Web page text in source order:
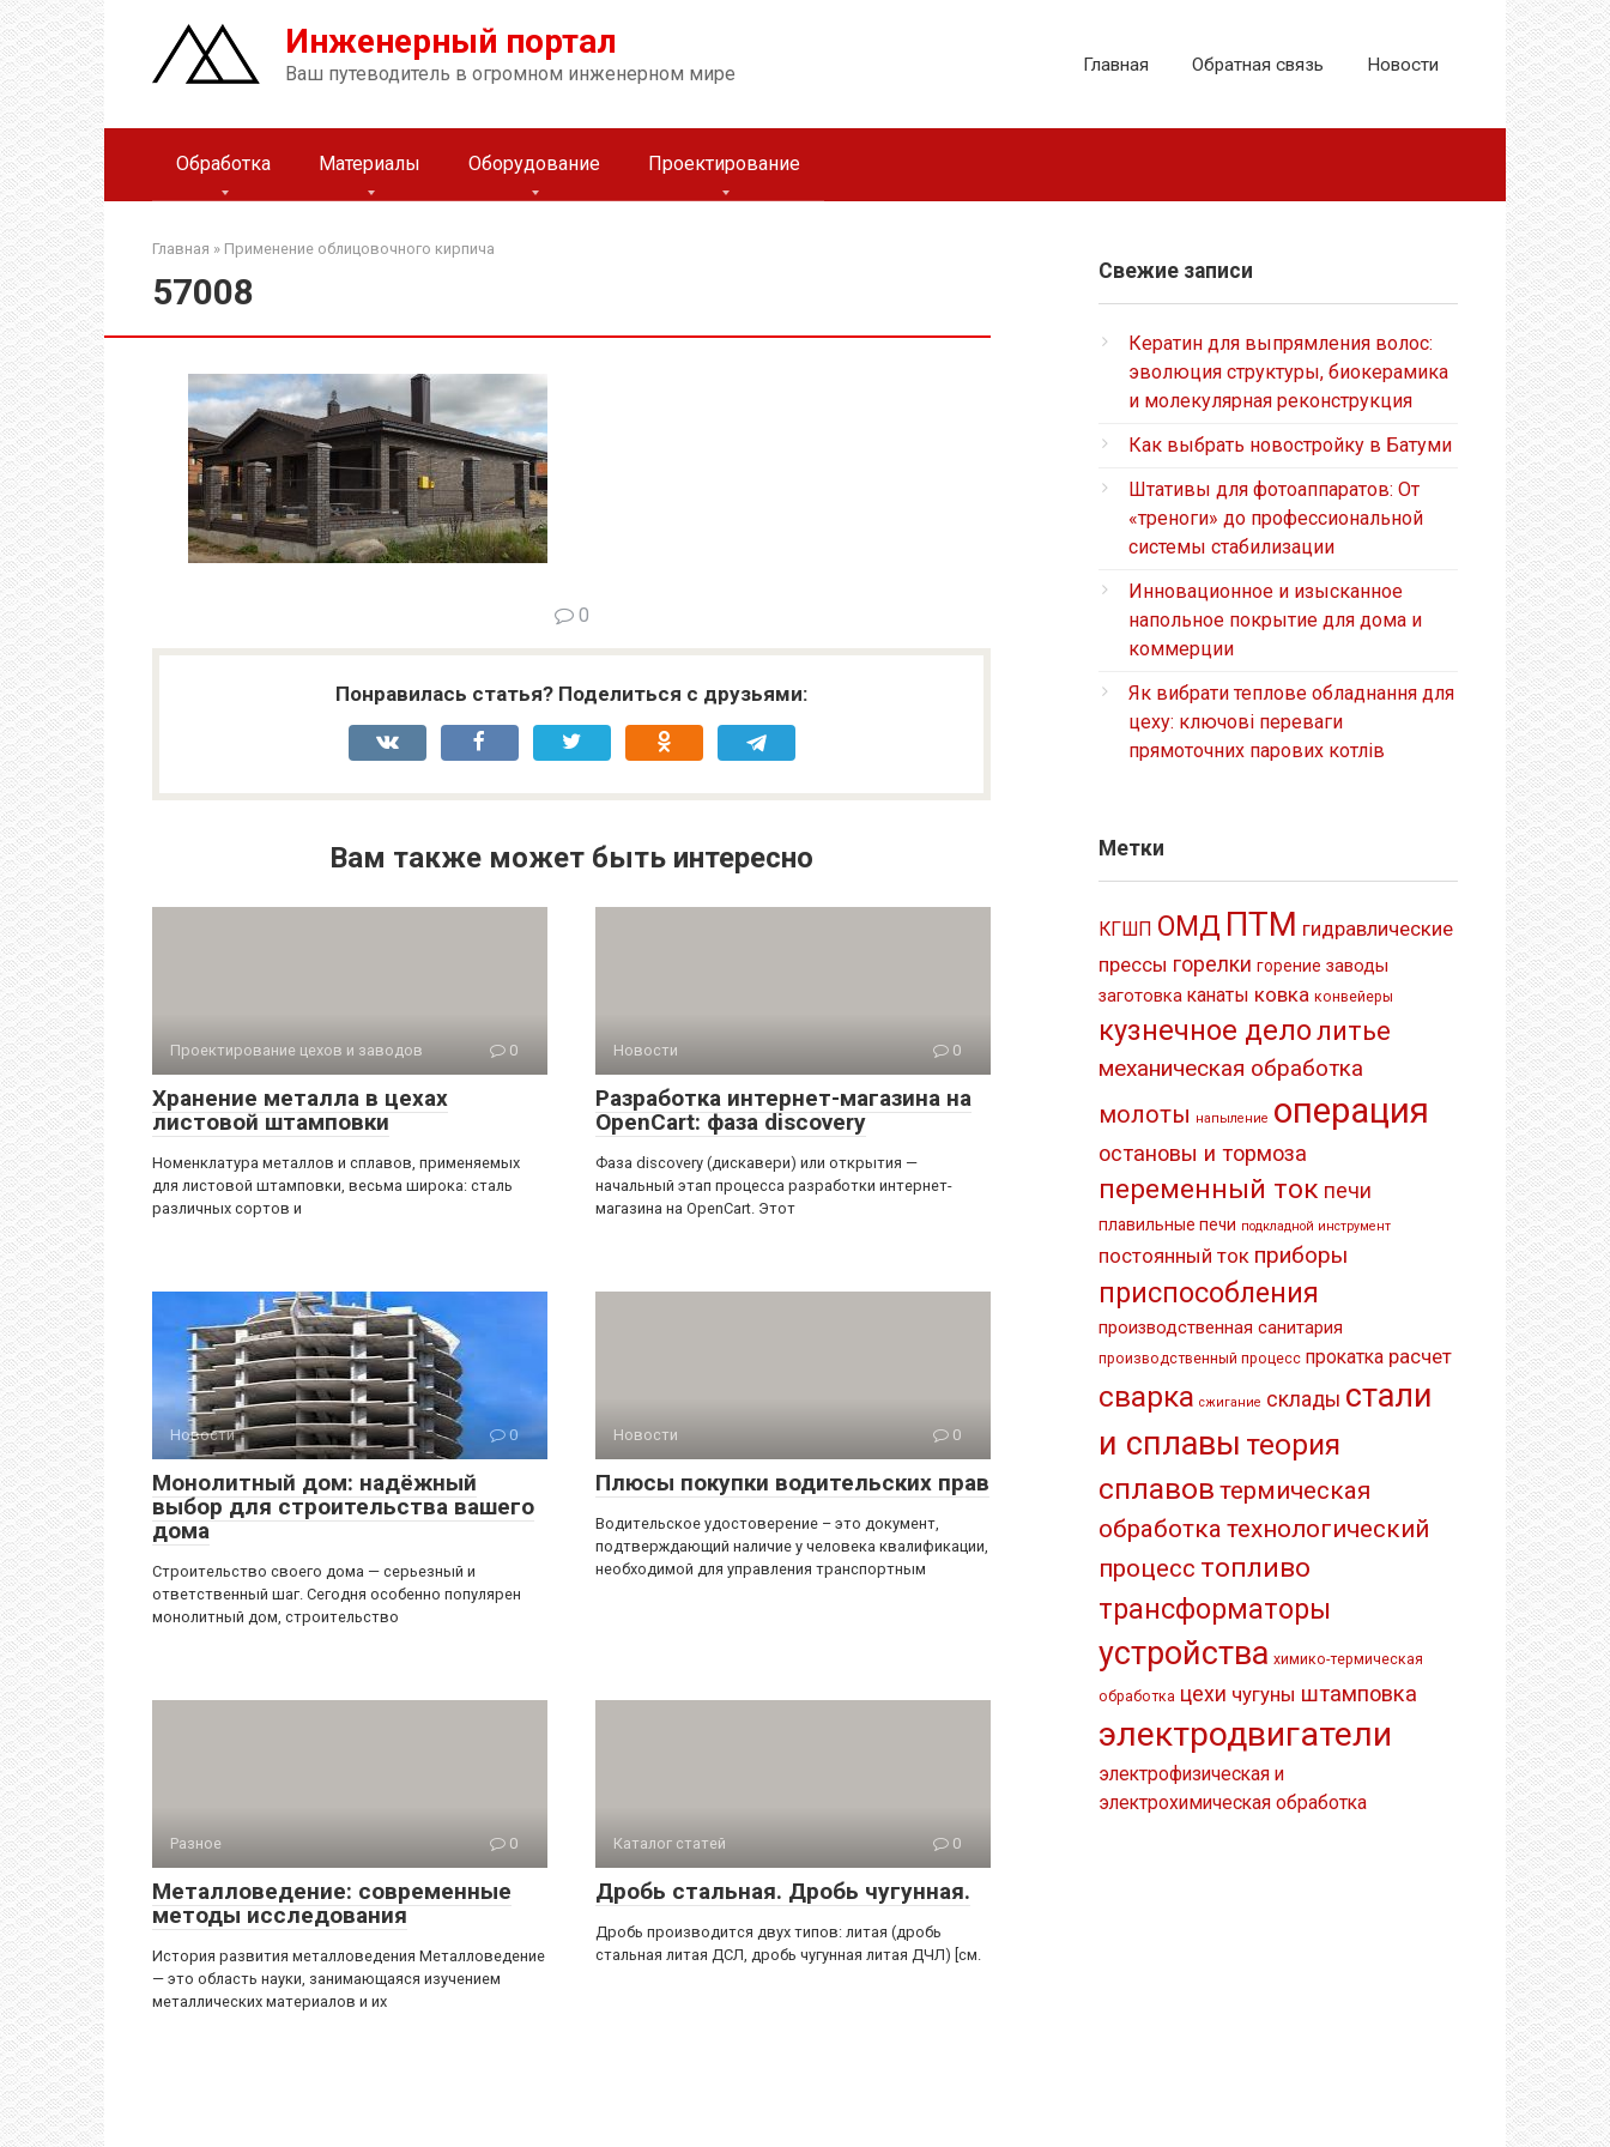
Перейти
к
контенту
Инженерный портал
Ваш путеводитель в огромном инженерном мире Главная Обратная связь Новости
Обработка Материалы Оборудование Проектирование
Главная » Применение облицовочного кирпича
57008
0
Понравилась статья? Поделиться с друзьями:
Вам также может быть интересно
Проектирование цехов и заводов 0
Хранение металла в цехах
листовой штамповки
Номенклатура металлов и сплавов, применяемых
для листовой штамповки, весьма широка: сталь
различных сортов и
Новости 0
Разработка интернет-магазина на
OpenCart: фаза discovery
Фаза discovery (дискавери) или открытия —
начальный этап процесса разработки интернет-
магазина на OpenCart. Этот
Новости 0
Монолитный дом: надёжный
выбор для строительства вашего
дома
Строительство своего дома — серьезный и
ответственный шаг. Сегодня особенно популярен
монолитный дом, строительство
Новости 0
Плюсы покупки водительских прав
Водительское удостоверение – это документ,
подтверждающий наличие у человека квалификации,
необходимой для управления транспортным
Разное 0
Металловедение: современные
методы исследования
История развития металловедения Металловедение
— это область науки, занимающаяся изучением
металлических материалов и их
Каталог статей 0
Дробь стальная. Дробь чугунная.
Дробь производится двух типов: литая (дробь
стальная литая ДСЛ, дробь чугунная литая ДЧЛ) [см.
Свежие записи
Кератин для выпрямления волос:
эволюция структуры, биокерамика
и молекулярная реконструкция
Как выбрать новостройку в Батуми
Штативы для фотоаппаратов: От
«треноги» до профессиональной
системы стабилизации
Инновационное и изысканное
напольное покрытие для дома и
коммерции
Як вибрати теплове обладнання для
цеху: ключові переваги
прямоточних парових котлів
Метки
КГШП ОМД ПТМ гидравлические
прессы горелки горение заводы
заготовка канаты ковка конвейеры
кузнечное делолитье
механическая обработка
молоты напыление операция
остановы и тормоза
переменный ток печи
плавильные печи подкладной инструмент
постоянный ток приборы
приспособления
производственная санитария
производственный процесс прокатка расчет
сварка сжигание склады стали
и сплавы теория
сплавов термическая
обработка технологический
процесс топливо
трансформаторы
устройства химико-термическая
обработка цехи чугуны штамповка
электродвигатели
электрофизическая и
электрохимическая обработка